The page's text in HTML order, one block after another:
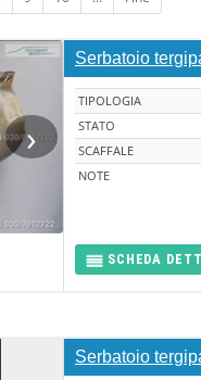
›
Serbatoio
TIPOLOGIA
STATO
SCAFFALE
NOTE
SCHEDA
Serbatoio